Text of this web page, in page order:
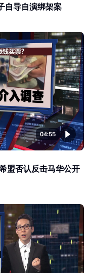
自导自演绑架案
04:55
盟否认反击马华公开